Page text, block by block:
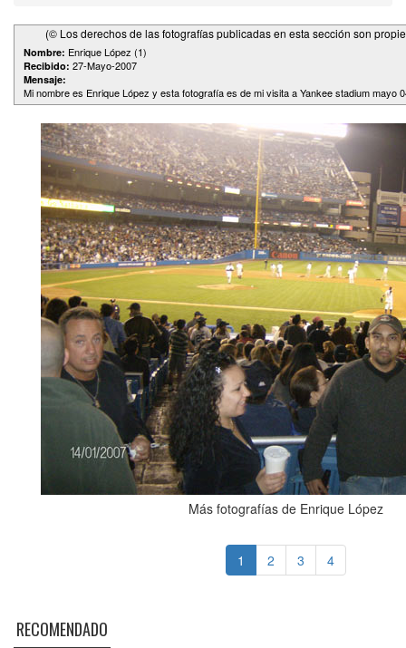
(© Los derechos de las fotografías publicadas en esta sección son
Nombre: Enrique López (1)
Recibido: 27-Mayo-2007
Mensaje:
Mi nombre es Enrique López y esta fotografía es de mi visita a Yankee stadium mayo
Más fotografías de Enrique López
1 2 3 4
RECOMENDADO